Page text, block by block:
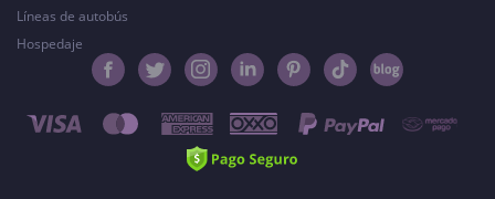
Líneas de autobús
Hospedaje